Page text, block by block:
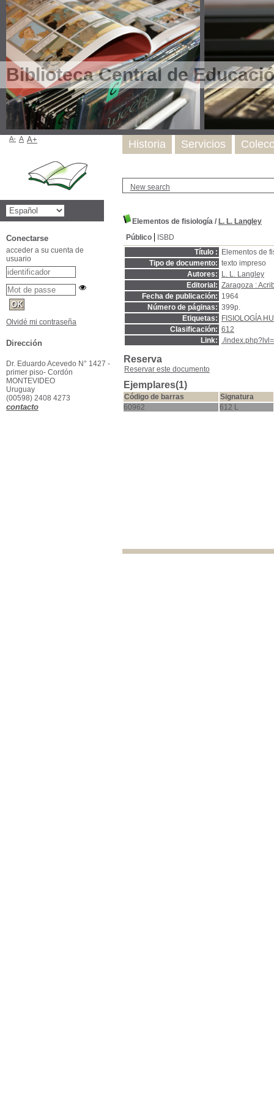
Biblioteca Central de
New search
Elementos de fisiología / L. L. Langley
Público
ISBD
Título :
Elementos de
Tipo de documento: texto impreso
Autores:
L. L. Langley
Editorial: Zaragoza :
Fecha de publicación: 1964
Número de páginas: 399p.
Etiquetas:
FISIOLOGÍA
Clasificación: 612
Link: ./
Reserva
Reservar este documento
Ejemplares(1)
Código de barras
Signatura
60962
612 L
Historia Servicios
A- A A+
Conectarse
acceder a su cuenta de
usuario
Olvidé mi contraseña
Dirección
Dr. Eduardo Acevedo N° 1427 -
primer piso- Cordón
MONTEVIDEO
Uruguay
(00598) 2408 4273
contacto